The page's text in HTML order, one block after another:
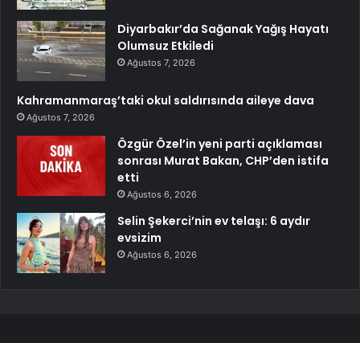
Diyarbakır’da Sağanak Yağış Hayatı
Olumsuz Etkiledi
Ağustos 7, 2026
Kahramanmaraş’taki okul saldırısında aileye dava
Ağustos 7, 2026
Özgür Özel’in yeni parti açıklaması
sonrası Murat Bakan, CHP’den istifa
etti
Ağustos 6, 2026
Selin Şekerci’nin ev telaşı: 6 aydır
evsizim
Ağustos 6, 2026